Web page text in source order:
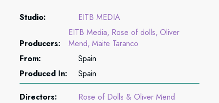
Studio: EITB MEDIA
Producers:
EITB Media Rose of dolls Oliver
Mend Maite Taranco
From:
Spain
Produced In:
Spain
Directors: Rose of Dolls & Oliver Mend